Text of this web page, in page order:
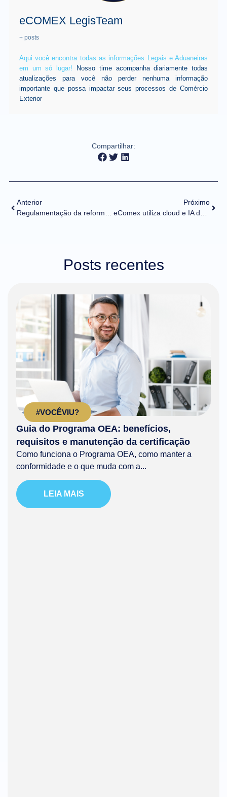
eCOMEX LegisTeam
+ posts
Aqui você encontra todas as informações Legais e Aduaneiras
em um só lugar! Nosso time acompanha diariamente todas
atualizações para você não perder nenhuma informação
importante que possa impactar seus processos de Comércio
Exterior
Compartilhar:
Anterior
Regulamentação da reforma tributária mantém regime especial para a Zona Franca de Manaus Fonte: Agência Câmara de Notícias
Próximo
eComex utiliza cloud e IA da Oracle para potencializar suas soluções
Posts recentes
#VOCÊVIU?
Guia do Programa OEA: benefícios,
requisitos e manutenção da certificação
Como funciona o Programa OEA, como manter a
conformidade e o que muda com a...
LEIA MAIS